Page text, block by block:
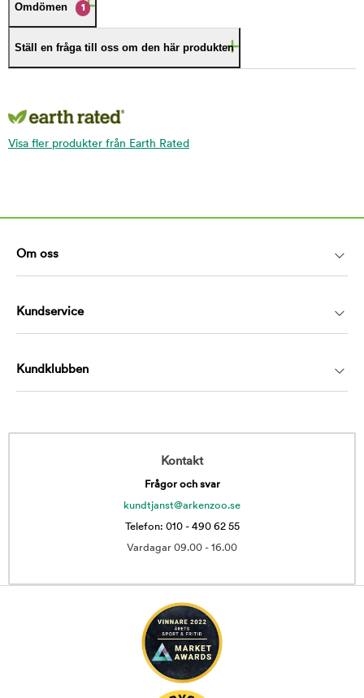
Omdömen 1
Ställ en fråga till oss om den här produkten
Visa fler produkter från Earth Rated
Om oss
Kundservice
Kundklubben
Kontakt
Frågor och svar
kundtjanst@arkenzoo.se
Telefon: 010 - 490 62 55
Vardagar 09.00 - 16.00